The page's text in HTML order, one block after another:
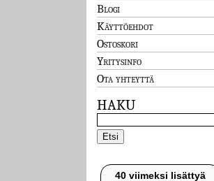
Blogi
Käyttöehdot
Ostoskori
Yritysinfo
Ota yhteyttä
HAKU
40 viimeksi lisättyä